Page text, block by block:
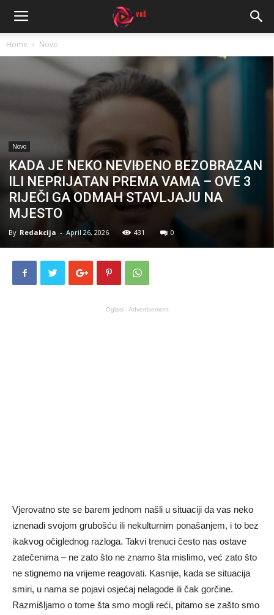
Home Novo
Novo
KADA JE NEKO NEVIĐENO BEZOBRAZAN
ILI NEPRIJATAN PREMA VAMA – OVE 3
RIJEČI GA ODMAH STAVLJAJU NA
MJESTO
By Redakcija - April 26, 2026 431 0
Oglasi - Advertisement
Vjerovatno ste se barem jednom našli u situaciji da vas neko
iznenadi svojom grubošću ili nekulturnim ponašanjem, i to bez
ikakvog očiglednog razloga. Takvi trenuci često nas ostave
zatečenima – ne zato što ne znamo šta mislimo, već zato što
ne stignemo na vrijeme reagovati. Kasnije, kada se situacija
smiri, u nama se pojavi osjećaj nelagode ili čak gorčine.
Razmišljamo o tome šta smo mogli reći, pitamo se zašto smo